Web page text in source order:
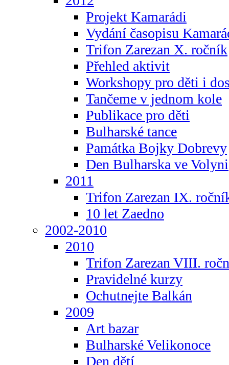
Projekt Kamarádi
Vydání časopisu
Trifon Zarezan X. ročník
Přehled aktivit
Workshopy pro děti i
Tančeme v jednom kole
Publikace pro děti
Bulharské tance
Památka Bojky Dobrevy
Den Bulharska ve Volyni
2011
Trifon Zarezan IX.
10 let Zaedno
2002-2010
2010
Trifon Zarezan VIII.
Pravidelné kurzy
Ochutnejte Balkán
2009
Art bazar
Bulharské Velikonoce
Den dětí